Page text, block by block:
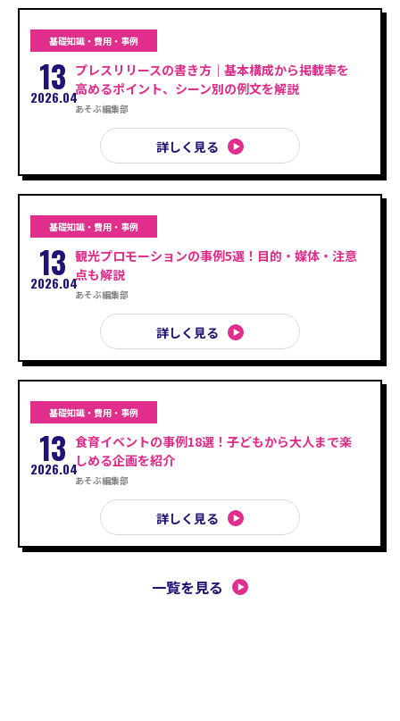
基礎知識・費用・事例
13
2026.04
プレスリリースの書き方｜基本構成から掲載率を
高めるポイント、シーン別の例文を解説
あそぶ編集部
詳しく見る
基礎知識・費用・事例
13
2026.04
観光プロモーションの事例5選！目的・媒体・注意
点も解説
あそぶ編集部
詳しく見る
基礎知識・費用・事例
13
2026.04
食育イベントの事例18選！子どもから大人まで楽
しめる企画を紹介
あそぶ編集部
詳しく見る
一覧を見る